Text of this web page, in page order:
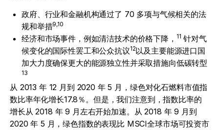
政府、行业和金融机构通过了 70 多项与气候相关的法
规和举措9,10
经济和市场事件，例如清洁技术的价格下降， 11 针对气
候变化的国际性罢工和公众抗议12以及主要能源进口国
加大力度确保更大的能源独立性并采取措施向低碳转型
13
从 2013 年 12 月到 2020 年 5 月，绿色对化石燃料市值指
数比率年化增长17.8％。但是，我们注意到，指数比率的
增长从 2018 年 9 月左右开始加速。从 2018 年 9 月到
2020 年 5 月，绿色指数的表现比 MSCI全球市场可投资市